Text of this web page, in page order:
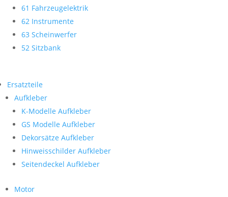
61 Fahrzeugelektrik
62 Instrumente
63 Scheinwerfer
52 Sitzbank
Ersatzteile
Aufkleber
K-Modelle Aufkleber
GS Modelle Aufkleber
Dekorsätze Aufkleber
Hinweisschilder Aufkleber
Seitendeckel Aufkleber
Motor